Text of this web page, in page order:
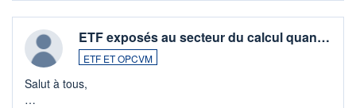
ETF exposés au secteur du calcul quan…
ETF ET OPCVM
Salut à tous,